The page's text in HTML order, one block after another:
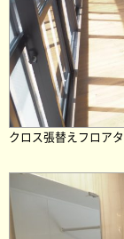
クロス張替えフロア